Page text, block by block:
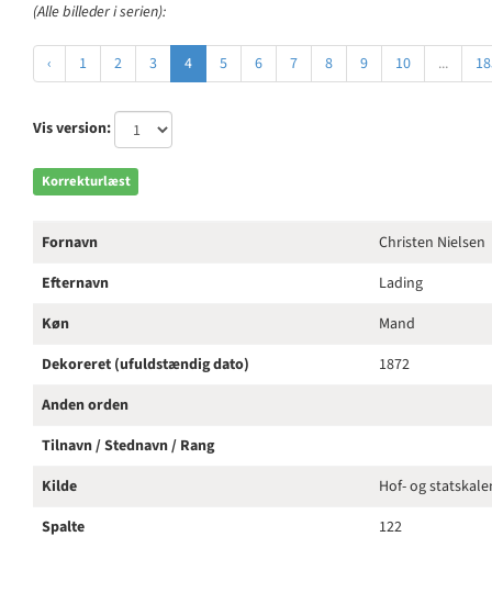
(Alle billeder i serien):
‹ 1 2 3 4 5 6 7 8 9 10 ...
Vis version:
Korrekturlæst
Fornavn
Christen Nielsen
Efternavn
Lading
Køn
Mand
Dekoreret (ufuldstændig dato)
1872
Anden orden
Tilnavn / Stednavn / Rang
Kilde
Hof- og
Spalte
122